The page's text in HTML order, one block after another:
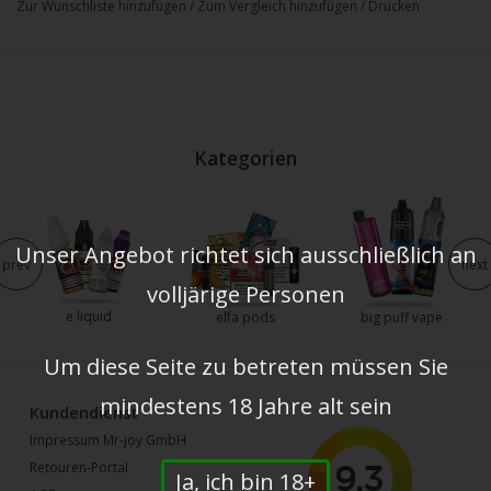
Zur Wunschliste hinzufügen / Zum Vergleich hinzufügen / Drucken
Kategorien
e liquid elfa pods big puff vape
prev next
Kundendienst
Impressum Mr-joy GmbH
Retouren-Portal
Unser Angebot richtet sich ausschließlich an
volljärige Personen
Um diese Seite zu betreten müssen Sie
mindestens 18 Jahre alt sein
Ja, ich bin 18+